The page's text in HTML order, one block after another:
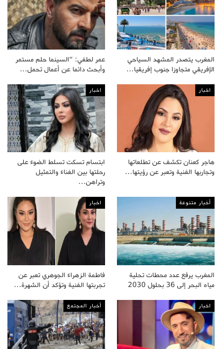
المغرب يتصدر المشهد السياحي
الإفريقي متجاوزا جنوب إفريقيا…
عمر لطفي: “السينما حلم مستمر
وأبحث دائما عن أعمال تحمل…
اخبار
هاجر كعنان تكشف عن تطلعاتها
وتجاربها الفنية وتعبر عن رؤيتها…
اخبار
ابتسام تسكت تسلط الضوء على
رحلتها بين الغناء والتمثيل
وتراهن…
أخبار متنوعة
المغرب يرفع عدد محطات تحلية
مياه البحر إلى 36 بحلول 2030
اخبار
فاطمة الزهراء الجوهري تعبر عن
تجربتها الفنية وتؤكد أن الشهرة…
اخبار أخبار المجتمع